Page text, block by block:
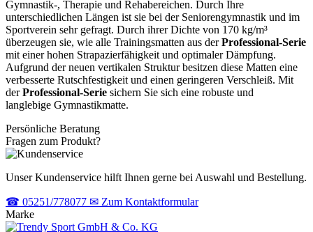
Gymnastik-, Therapie und Rehabereichen. Durch Ihre
unterschiedlichen Längen ist sie bei der Seniorengymnastik und im
Sportverein sehr gefragt. Durch ihrer Dichte von 170 kg/m³
überzeugen sie, wie alle Trainingsmatten aus derProfessional-Serie
mit einer hohen Strapazierfähigkeit und optimaler Dämpfung.
Aufgrund der neuen vertikalen Struktur besitzen diese Matten eine
verbesserte Rutschfestigkeit und einen geringeren Verschleiß. Mit
derProfessional-Serie sichern Sie sich eine robuste und
langlebige Gymnastikmatte.
Persönliche Beratung
Fragen zum Produkt?
Unser Kundenservice hilft Ihnen gerne bei Auswahl und Bestellung.
☎ 05251/778077 ✉ Zum Kontaktformular
Marke